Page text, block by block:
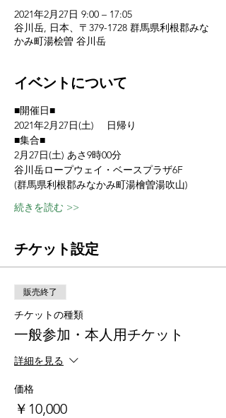
2021年2月27日 9:00 – 17:05
谷川岳, 日本、〒379-1728 群馬県利根郡みな
かみ町湯桧曽 谷川岳
イベントについて
■開催日■
2021年2月27日(土) 　日帰り
■集合■
2月27日(土) あさ9時00分
谷川岳ロープウェイ・ベースプラザ6F
(群馬県利根郡みなかみ町湯檜曽湯吹山)
続きを読む >>
チケット設定
販売終了
チケットの種類
一般参加・本人用チケット
詳細を見る
価格
￥10,000